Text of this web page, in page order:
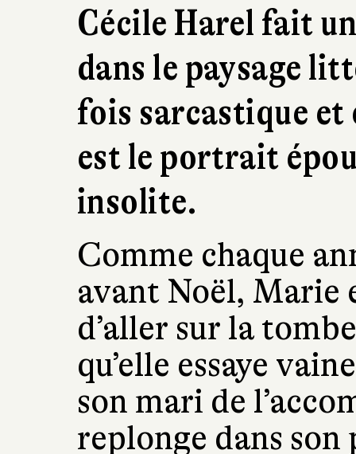
Cécile Harel fait
dans le paysage
fois sarcastique
est le portrait
insolite.
Comme chaque
avant Noël, Marie
d’aller sur la
qu’elle essaye
son mari de
replonge dans son